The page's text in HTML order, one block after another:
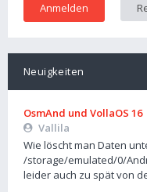
Neuigkeiten
OsmAnd und VollaOS 16
Vallila
Wie löscht man Daten
/storage/emulated/0/
leider auch zu spät von